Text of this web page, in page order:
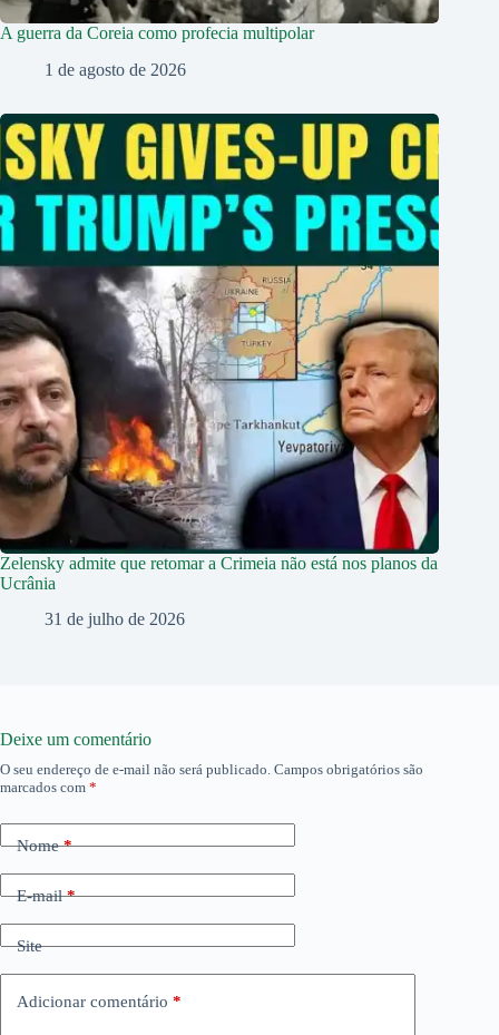
A guerra da Coreia como profecia multipolar
1 de agosto de 2026
Zelensky admite que retomar a Crimeia não está nos planos da
Ucrânia
31 de julho de 2026
Deixe um comentário
O seu endereço de e-mail não será publicado. Campos obrigatórios são
marcados com *
Nome*
E-mail*
Site
Adicionar comentário *